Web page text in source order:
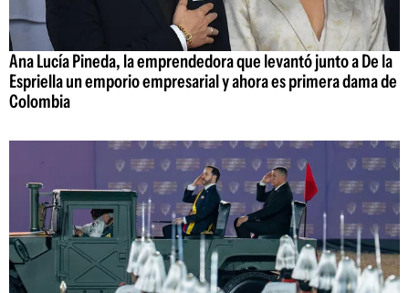
Ana Lucía Pineda, la emprendedora que levantó junto a De la
Espriella un emporio empresarial y ahora es primera dama de
Colombia